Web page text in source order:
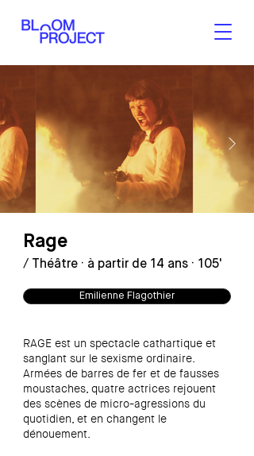
Rage - Emilienne Flagothier
Rage
/ Théâtre · à partir de 14 ans · 105'
Emilienne Flagothier
RAGE est un spectacle cathartique et
sanglant sur le sexisme ordinaire.
Armées de barres de fer et de fausses
moustaches, quatre actrices rejouent
des scènes de micro-agressions du
quotidien, et en changent le
dénouement.